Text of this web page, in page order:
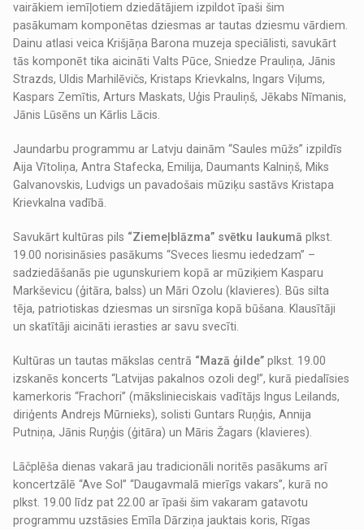
vairākiem iemīļotiem dziedātājiem izpildot īpaši šim
pasākumam komponētas dziesmas ar tautas dziesmu vārdiem.
Dainu atlasi veica Krišjāņa Barona muzeja speciālisti, savukārt
tās komponēt tika aicināti Valts Pūce, Sniedze Prauliņa, Jānis
Strazds, Uldis Marhilēvičs, Kristaps Krievkalns, Ingars Viļums,
Kaspars Zemītis, Arturs Maskats, Uģis Prauliņš, Jēkabs Nīmanis,
Jānis Lūsēns un Kārlis Lācis.
Jaundarbu programmu ar Latvju dainām “Saules mūžs” izpildīs
Aija Vītoliņa, Antra Stafecka, Emilija, Daumants Kalniņš, Miks
Galvanovskis, Ludvigs un pavadošais mūziķu sastāvs Kristapa
Krievkalna vadībā.
Savukārt kultūras pils “Ziemeļblāzma” svētku laukumā plkst.
19.00 norisināsies pasākums “Sveces liesmu iededzam” –
sadziedāšanās pie ugunskuriem kopā ar mūziķiem Kasparu
Markševicu (ģitāra, balss) un Māri Ozolu (klavieres). Būs silta
tēja, patriotiskas dziesmas un sirsnīga kopā būšana. Klausītāji
un skatītāji aicināti ierasties ar savu svecīti.
Kultūras un tautas mākslas centrā “Mazā ģilde” plkst. 19.00
izskanēs koncerts “Latvijas pakalnos ozoli deg!”, kurā piedalīsies
kamerkoris “Frachori” (mākslinieciskais vadītājs Ingus Leilands,
diriģents Andrejs Mūrnieks), solisti Guntars Ruņģis, Annija
Putniņa, Jānis Ruņģis (ģitāra) un Māris Žagars (klavieres).
Lāčplēša dienas vakarā jau tradicionāli noritēs pasākums arī
koncertzālē “Ave Sol” “Daugavmalā mierīgs vakars”, kurā no
plkst. 19.00 līdz pat 22.00 ar īpaši šim vakaram gatavotu
programmu uzstāsies Emīla Dārziņa jauktais koris, Rīgas